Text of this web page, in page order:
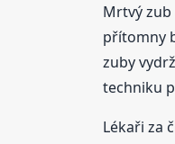
Mrtvý
přítomny
zuby
techniku
Lékaři za